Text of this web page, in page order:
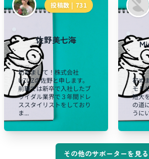
投稿数 | 731
佐野美七海
初めまして！株式会社
UZUZの佐野と申します。
前職では新卒で入社したブ
ライダル業界で３年間ドレ
ススタイリストをしており
ま...
初め
モト
短大
の道
うに
その他のサポーターを見る